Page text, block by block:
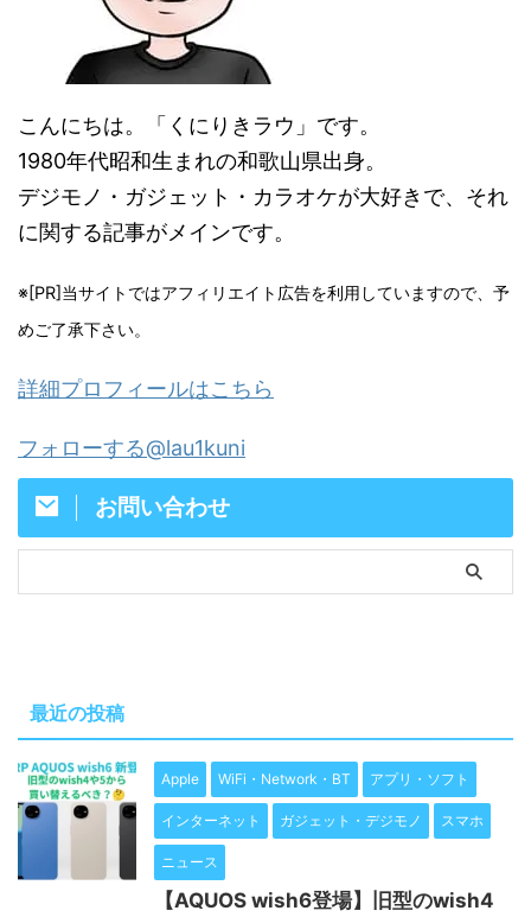
こんにちは。「くにりきラウ」です。
1980年代昭和生まれの和歌山県出身。
デジモノ・ガジェット・カラオケが大好きで、それ
に関する記事がメインです。
※[PR]当サイトではアフィリエイト広告を利用していますので、予
めご了承下さい。
詳細プロフィールはこちら
フォローする@lau1kuni
お問い合わせ
最近の投稿
Apple WiFi・Network・BT アプリ・ソフト
インターネット ガジェット・デジモノ スマホ
ニュース
【AQUOS wish6登場】旧型のwish4